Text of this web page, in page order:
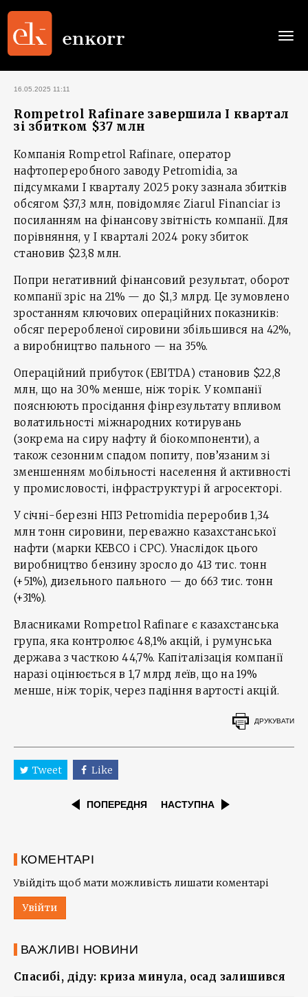
16.05.2025 11:11
Rompetrol Rafinare завершила I квартал
зі збитком $37 млн
Компанія Rompetrol Rafinare, оператор
нафтопереробного заводу Petromidia, за
підсумками І кварталу 2025 року зазнала збитків
обсягом $37,3 млн, повідомляє Ziarul Financiar із
посиланням на фінансову звітність компанії. Для
порівняння, у І кварталі 2024 року збиток
становив $23,8 млн.
Попри негативний фінансовий результат, оборот
компанії зріс на 21% — до $1,3 млрд. Це зумовлено
зростанням ключових операційних показників:
обсяг переробленої сировини збільшився на 42%,
а виробництво пального — на 35%.
Операційний прибуток (EBITDA) становив $22,8
млн, що на 30% менше, ніж торік. У компанії
пояснюють просідання фінрезультату впливом
волатильності міжнародних котирувань
(зокрема на сиру нафту й біокомпоненти), а
також сезонним спадом попиту, пов’язаним зі
зменшенням мобільності населення й активності
у промисловості, інфраструктурі й агросекторі.
У січні-березні НПЗ Petromidia переробив 1,34
млн тонн сировини, переважно казахстанської
нафти (марки KEBCO і CPC). Унаслідок цього
виробництво бензину зросло до 413 тис. тонн
(+51%), дизельного пального — до 663 тис. тонн
(+31%).
Власниками Rompetrol Rafinare є казахстанська
група, яка контролює 48,1% акцій, і румунська
держава з часткою 44,7%. Капіталізація компанії
наразі оцінюється в 1,7 млрд леїв, що на 19%
менше, ніж торік, через падіння вартості акцій.
ДРУКУВАТИ
Tweet Like
ПОПЕРЕДНЯ НАСТУПНА
КОМЕНТАРІ
Увійдіть щоб мати можливість лишати коментарі
Увійти
ВАЖЛИВІ НОВИНИ
Спасибі, діду: криза минула, осад залишився